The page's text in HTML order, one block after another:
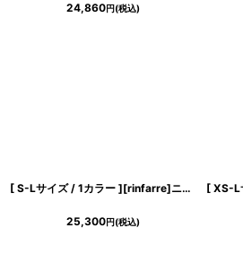
24,860円(税込)
[ S-Lサイズ / 1カラー ][rinfarre]ニュアンスマーブル・ベルベット・グレー・タック・マーメイド・ノースリーブ・ロングドレス[薗田杏奈着用][送料無料]
25,300円(税込)